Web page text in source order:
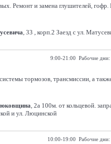
Ремонт и замена глушителей, гофр.
, 33 , корп.2 Заезд с ул.
9:00-21:00 Рабочие дни:
тормозов, трансмиссии, а
, 2а 100м. от кольцевой.
и ул. Люцинской
10:00-19:00 Рабочие дни: